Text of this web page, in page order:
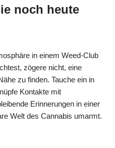
noch heute
in einem Weed-Club
zögere nicht, eine
zu finden. Tauche ein in
Kontakte mit
Erinnerungen in einer
Welt des Cannabis umarmt.